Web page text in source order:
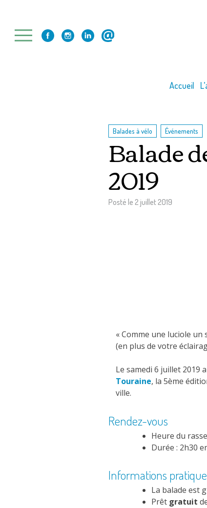
content
Accueil
Balades à vélo Événements
Balade
2019
Posté le 2 juillet 2019
« Comme une luciole
(en plus de votre
Le samedi 6 juillet 2019
Touraine, la 5ème
ville.
Rendez-vous
Heure du
Durée : 2h30
Informations
La balade est
Prêt gratuit